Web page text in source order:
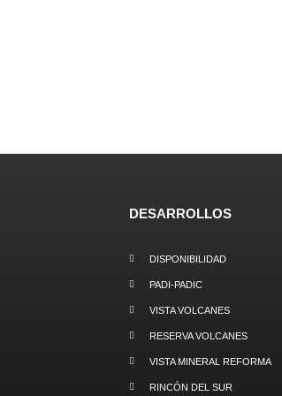
DESARROLLOS
DISPONIBILIDAD
PADI-PADIC
VISTA VOLCANES
RESERVA VOLCANES
VISTA MINERAL REFORMA
RINCÓN DEL SUR